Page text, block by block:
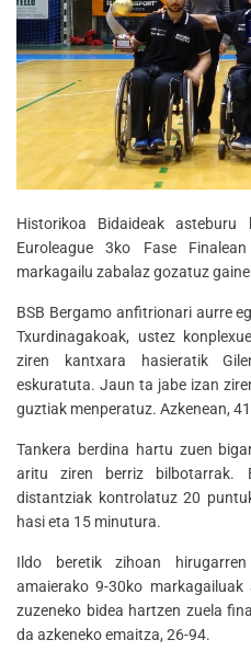
Historikoa Bidaideak asteburu
Euroleague 3ko Fase
markagailu zabalaz gozatuz
BSB Bergamo anfitrionari aurre
Txurdinagakoak, ustez
ziren kantxara hasieratik
eskuratuta. Jaun ta jabe izan
guztiak menperatuz. Azkenean,
Tankera berdina hartu zuen
aritu ziren berriz bilbotarrak.
distantziak kontrolatuz 20
hasi eta 15 minutura.
Ildo beretik zihoan
amaierako 9-30ko
zuzeneko bidea hartzen zuela
da azkeneko emaitza, 26-94.